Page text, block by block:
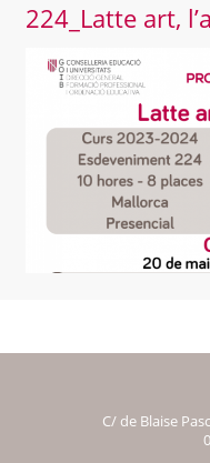
224_Latte art,
C/ de Blaise